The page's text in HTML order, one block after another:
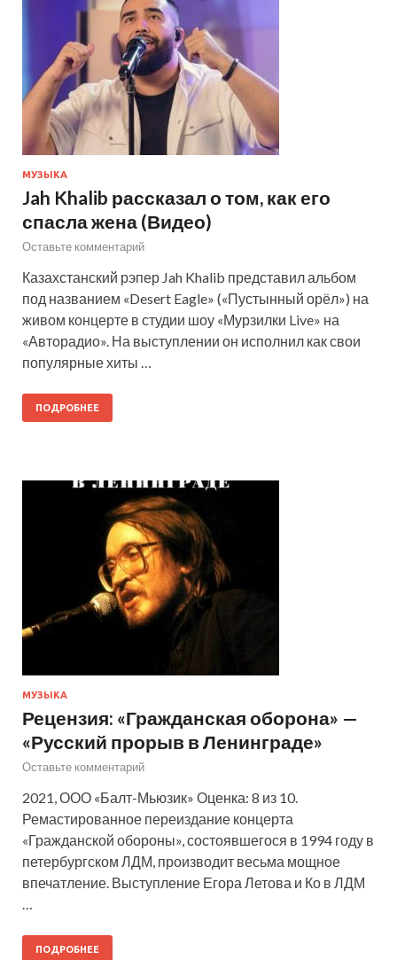
МУЗЫКА
Jah Khalib рассказал о том, как его
спасла жена (Видео)
Оставьте комментарий
Казахстанский рэпер Jah Khalib представил альбом
под названием «Desert Eagle» («Пустынный орёл») на
живом концерте в студии шоу «Мурзилки Live» на
«Авторадио». На выступлении он исполнил как свои
популярные хиты …
ПОДРОБНЕЕ
МУЗЫКА
Рецензия: «Гражданская оборона» —
«Русский прорыв в Ленинграде»
Оставьте комментарий
2021, ООО «Балт-Мьюзик» Оценка: 8 из 10.
Ремастированное переиздание концерта
«Гражданской обороны», состоявшегося в 1994 году в
петербургском ЛДМ, производит весьма мощное
впечатление. Выступление Егора Летова и Ко в ЛДМ
…
ПОДРОБНЕЕ